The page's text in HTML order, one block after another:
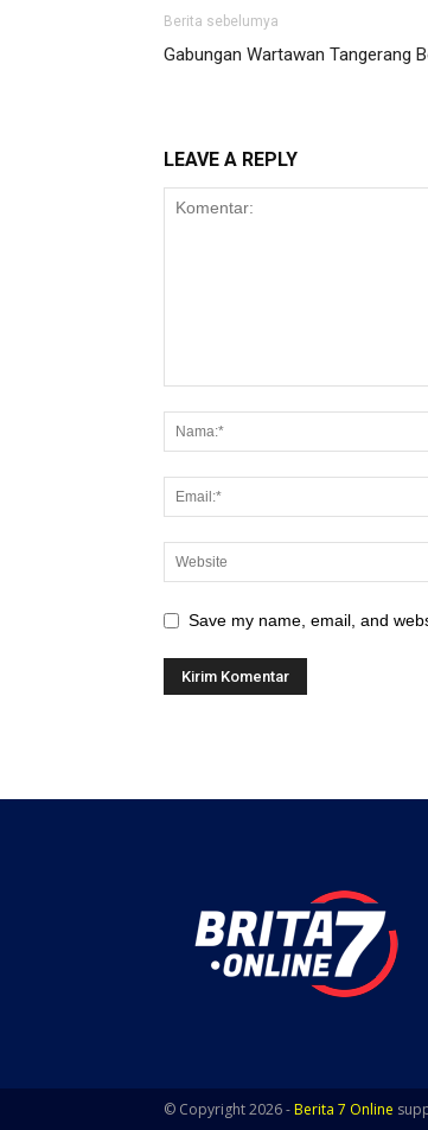
Berita sebelumya
Gabungan Wartawan Tangerang
LEAVE A REPLY
Save my name, email, and
© Copyright 2026 -Berita 7 Online